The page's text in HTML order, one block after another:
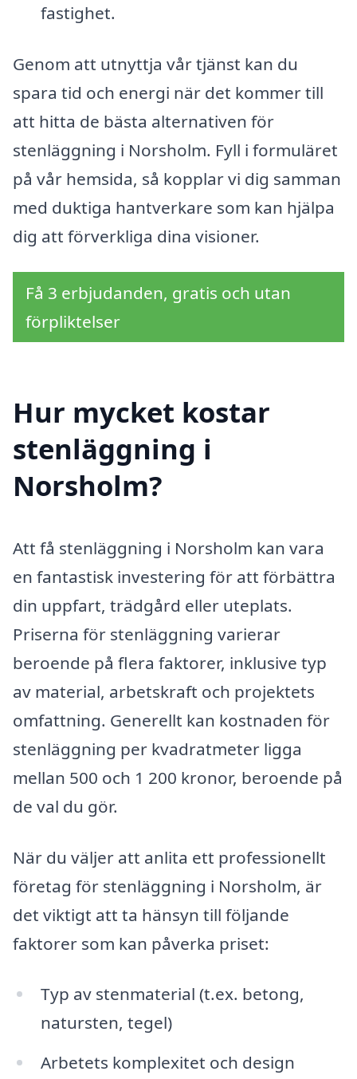
fastighet.
Genom att utnyttja vår tjänst kan du
spara tid och energi när det kommer till
att hitta de bästa alternativen för
stenläggning i Norsholm. Fyll i formuläret
på vår hemsida, så kopplar vi dig samman
med duktiga hantverkare som kan hjälpa
dig att förverkliga dina visioner.
Få 3 erbjudanden, gratis och utan
förpliktelser
Hur mycket kostar
stenläggning i
Norsholm?
Att få stenläggning i Norsholm kan vara
en fantastisk investering för att förbättra
din uppfart, trädgård eller uteplats.
Priserna för stenläggning varierar
beroende på flera faktorer, inklusive typ
av material, arbetskraft och projektets
omfattning. Generellt kan kostnaden för
stenläggning per kvadratmeter ligga
mellan 500 och 1 200 kronor, beroende på
de val du gör.
När du väljer att anlita ett professionellt
företag för stenläggning i Norsholm, är
det viktigt att ta hänsyn till följande
faktorer som kan påverka priset:
Typ av stenmaterial (t.ex. betong,
natursten, tegel)
Arbetets komplexitet och design